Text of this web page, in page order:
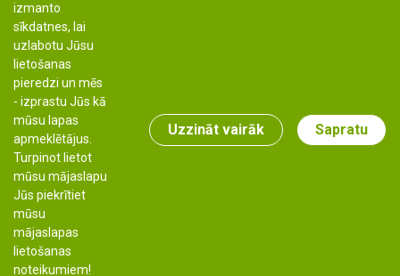
izmanto
sīkdatnes, lai
uzlabotu Jūsu
lietošanas
pieredzi un mēs
- izprastu Jūs kā
mūsu lapas
apmeklētājus.
Turpinot lietot
mūsu mājaslapu
Jūs piekrītiet
mūsu
mājaslapas
lietošanas
noteikumiem!
Uzzināt vairāk Sapratu